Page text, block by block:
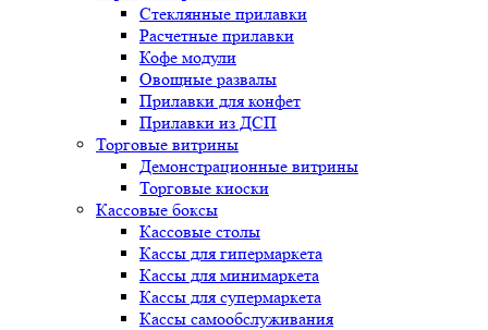
Стеклянные прилавки
Расчетные прилавки
Кофе модули
Овощные развалы
Прилавки для конфет
Прилавки из ДСП
Торговые витрины
Демонстрационные витрины
Торговые киоски
Кассовые боксы
Кассовые столы
Кассы для гипермаркета
Кассы для минимаркета
Кассы для супермаркета
Кассы самообслуживания